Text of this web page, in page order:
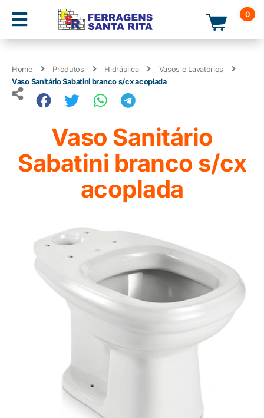
0
Home Produtos Hidráulica
Vasos e Lavatórios
Vaso Sanitário Sabatini branco s/cx acoplada
Vaso Sanitário
Sabatini branco s/cx
acoplada